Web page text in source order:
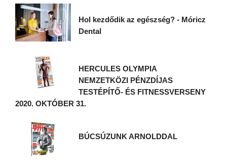
Hol kezdődik az egészség? - Móricz
Dental
HERCULES OLYMPIA
NEMZETKÖZI PÉNZDÍJAS
TESTÉPÍTŐ- ÉS FITNESSVERSENY
2020. OKTÓBER 31.
BÚCSÚZUNK ARNOLDDAL